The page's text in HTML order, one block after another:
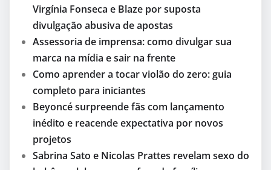
Virgínia Fonseca e Blaze por suposta
divulgação abusiva de apostas
Assessoria de imprensa: como divulgar sua
marca na mídia e sair na frente
Como aprender a tocar violão do zero: guia
completo para iniciantes
Beyoncé surpreende fãs com lançamento
inédito e reacende expectativa por novos
projetos
Sabrina Sato e Nicolas Prattes revelam sexo do